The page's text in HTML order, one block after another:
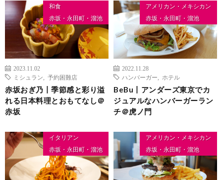
和食
赤坂・永田町・溜池
2023.11.02
ミシュラン
予約困難店
赤坂おぎ乃丨季節感と彩り溢
れる日本料理とおもてなし＠
赤坂
アメリカン・メキシカン
赤坂・永田町・溜池
2022.11.28
ハンバーガー
ホテル
BeBu丨アンダーズ東京でカ
ジュアルなハンバーガーラン
チ＠虎ノ門
イタリアン
赤坂・永田町・溜池
アメリカン・メキシカン
赤坂・永田町・溜池